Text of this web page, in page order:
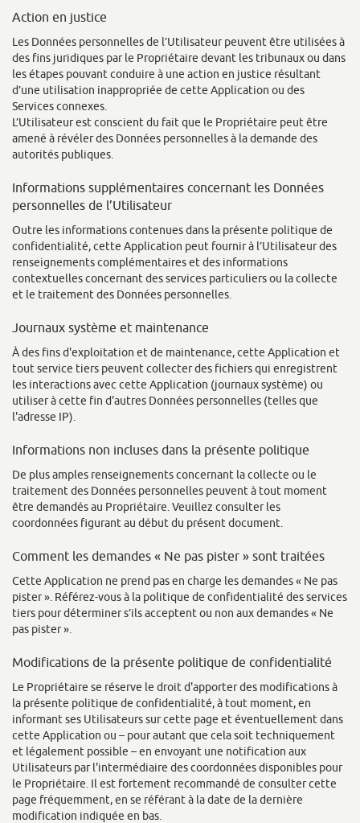
Action en justice
Les Données personnelles de l’Utilisateur peuvent être utilisées à
des fins juridiques par le Propriétaire devant les tribunaux ou dans
les étapes pouvant conduire à une action en justice résultant
d’une utilisation inappropriée de cette Application ou des
Services connexes.
L’Utilisateur est conscient du fait que le Propriétaire peut être
amené à révéler des Données personnelles à la demande des
autorités publiques.
Informations supplémentaires concernant les Données
personnelles de l’Utilisateur
Outre les informations contenues dans la présente politique de
confidentialité, cette Application peut fournir à l’Utilisateur des
renseignements complémentaires et des informations
contextuelles concernant des services particuliers ou la collecte
et le traitement des Données personnelles.
Journaux système et maintenance
À des fins d'exploitation et de maintenance, cette Application et
tout service tiers peuvent collecter des fichiers qui enregistrent
les interactions avec cette Application (journaux système) ou
utiliser à cette fin d'autres Données personnelles (telles que
l'adresse IP).
Informations non incluses dans la présente politique
De plus amples renseignements concernant la collecte ou le
traitement des Données personnelles peuvent à tout moment
être demandés au Propriétaire. Veuillez consulter les
coordonnées figurant au début du présent document.
Comment les demandes « Ne pas pister » sont traitées
Cette Application ne prend pas en charge les demandes « Ne pas
pister ». Référez-vous à la politique de confidentialité des services
tiers pour déterminer s’ils acceptent ou non aux demandes « Ne
pas pister ».
Modifications de la présente politique de confidentialité
Le Propriétaire se réserve le droit d'apporter des modifications à
la présente politique de confidentialité, à tout moment, en
informant ses Utilisateurs sur cette page et éventuellement dans
cette Application ou – pour autant que cela soit techniquement
et légalement possible – en envoyant une notification aux
Utilisateurs par l'intermédiaire des coordonnées disponibles pour
le Propriétaire. Il est fortement recommandé de consulter cette
page fréquemment, en se référant à la date de la dernière
modification indiquée en bas.